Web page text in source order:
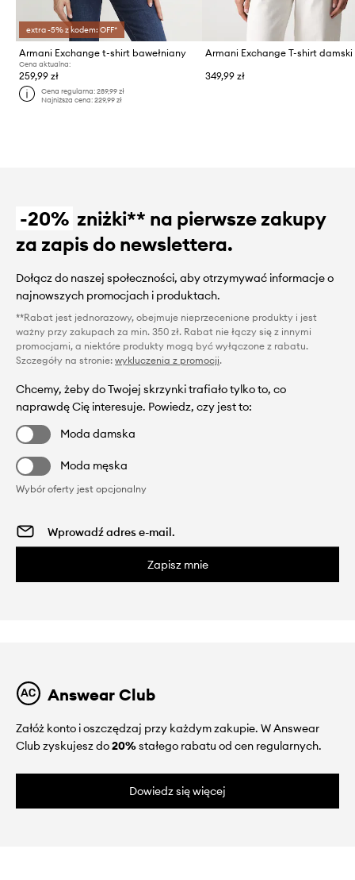
extra -5% z kodem: OFF*
Armani Exchange t-shirt bawełniany
Cena aktualna:
259,99 zł
Cena regularna:289,99 zł
Najniższa cena:229,99 zł
349,99 zł
-20% zniżki** na pierwsze zakupy
za zapis do newslettera.
Dołącz do naszej społeczności, aby otrzymywać informacje o
najnowszych promocjach i produktach.
**Rabat jest jednorazowy, obejmuje nieprzecenione produkty i jest
ważny przy zakupach za min. 350 zł. Rabat nie łączy się z innymi
promocjami, a niektóre produkty mogą być wyłączone z rabatu.
Szczegóły na stronie: wykluczenia z promocji.
Chcemy, żeby do Twojej skrzynki trafiało tylko to, co
naprawdę Cię interesuje. Powiedz, czy jest to:
Moda damska
Moda męska
Wybór oferty jest opcjonalny
Zapisz mnie
Answear Club
Załóż konto i oszczędzaj przy każdym zakupie. W Answear
Club zyskujesz do20%stałego rabatu od cen regularnych.
Dowiedz się więcej